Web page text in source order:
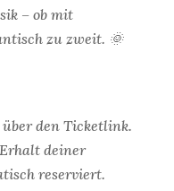
– ob mit
zu zweit. 🌞
den Ticketlink.
deiner
reserviert.